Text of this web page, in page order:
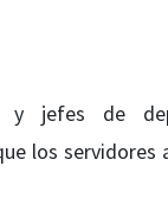
jefes de
los servidores